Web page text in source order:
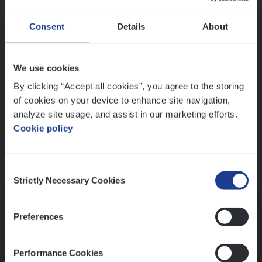
Consent Details About
We use cookies
By clicking “Accept all cookies”, you agree to the storing
of cookies on your device to enhance site navigation,
analyze site usage, and assist in our marketing efforts.
Cookie policy
Selection
Strictly Necessary Cookies
Preferences
Performance Cookies
Ons sollicitatieproces